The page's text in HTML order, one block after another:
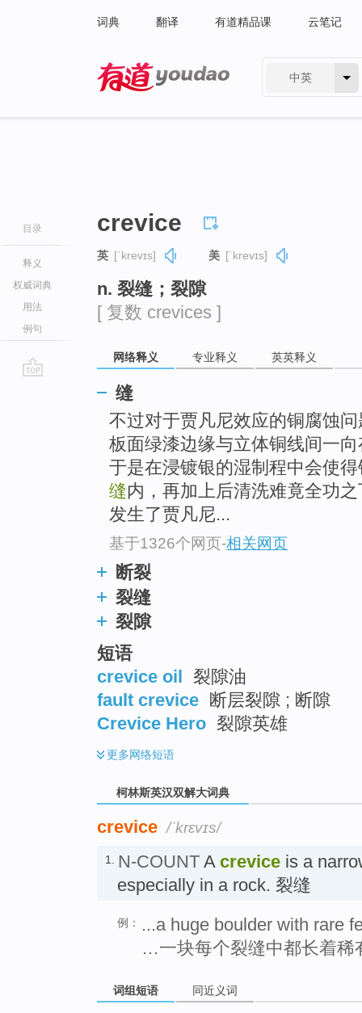
词典 翻译 有道精品课 云笔记
中英
目录
释义
权威词典
用法
例句
crevice
英 [ˈkrevɪs] 美 [ˈkrevɪs]
n. 裂缝；裂隙
[ 复数 crevices ]
网络释义 专业释义 英英释义
缝
不过对于贾凡尼效应的铜腐蚀
板面绿漆边缘与立体铜线间一
于是在浸镀银的湿制程中会使
缝内，再加上后清洗难竟全功
发生了贾凡尼...
基于1326个网页-相关网页
断裂
裂缝
裂隙
短语
crevice oil 裂隙油
fault crevice 断层裂隙 ; 断隙
Crevice Hero 裂隙英雄
更多网络短语
柯林斯英汉双解大词典
crevice /ˈkrɛvɪs/
1. N-COUNT A crevice is a
especially in a rock. 裂缝
例：
...a huge boulder with rare
…一块每个裂缝中都长着稀
词组短语 同近义词